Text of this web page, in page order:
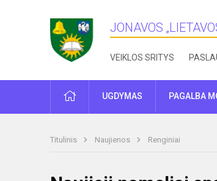
JONAVOS
VEIKLOS SRITYS
PRADŽIAUGDYMAS PAGALBA
Titulinis Naujienos Renginiai